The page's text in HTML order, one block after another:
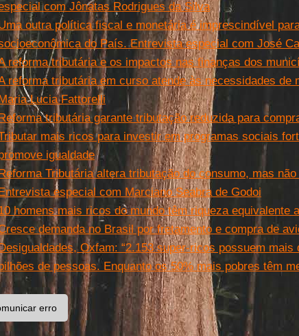
com Jônatas Rodrigues da Silva
outra política fiscal e monetária é imprescindível
do País. Entrevista especial com José
reforma tributária e os impactos nas finanças dos
reforma tributária em curso atende às necessidades de
Lucia Fattorelli
tributária garante tributação reduzida para
mais ricos para investir em programas sociais
igualdade
Tributária altera tributação do consumo, mas
especial com Marciano Seabra de Godoi
homens mais ricos do mundo têm riqueza equivalente
demanda no Brasil por fretamento e compra de
Oxfam: “2.153 super-ricos possuem mais
de pessoas. Enquanto os 50% mais pobres têm
erro